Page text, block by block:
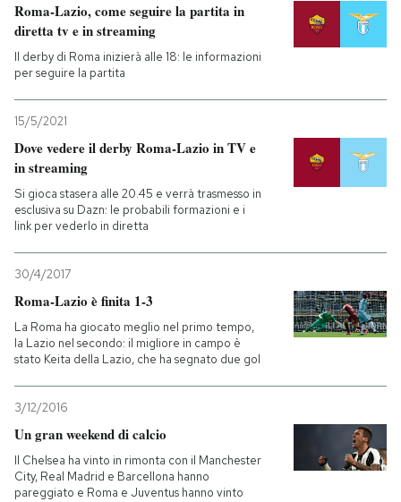
Roma-Lazio, come seguire la partita in
diretta tv e in streaming
Il derby di Roma inizierà alle 18: le informazioni
per seguire la partita
15/5/2021
Dove vedere il derby Roma-Lazio in TV e
in streaming
Si gioca stasera alle 20.45 e verrà trasmesso in
esclusiva su Dazn: le probabili formazioni e i
link per vederlo in diretta
30/4/2017
Roma-Lazio è finita 1-3
La Roma ha giocato meglio nel primo tempo,
la Lazio nel secondo: il migliore in campo è
stato Keita della Lazio, che ha segnato due gol
3/12/2016
Un gran weekend di calcio
Il Chelsea ha vinto in rimonta con il Manchester
City, Real Madrid e Barcellona hanno
pareggiato e Roma e Juventus hanno vinto